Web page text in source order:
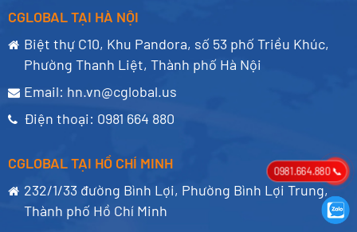
CGLOBAL TẠI HÀ NỘI
Biệt thự C10, Khu Pandora, số 53 phố Triều Khúc,
Phường Thanh Liệt, Thành phố Hà Nội
Email: hn.vn@cglobal.us
Điện thoại: 0981 664 880
CGLOBAL TẠI HỒ CHÍ MINH
232/1/33 đường Bình Lợi, Phường Bình Lợi Trung,
Thành phố Hồ Chí Minh
0981.664.880 📞